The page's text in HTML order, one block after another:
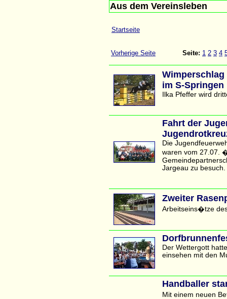
Aus dem Vereinsleben
Startseite
Vorherige Seite Seite: 1 2 3 4
im S-Springen
Ilka Pfeffer wird
Fahrt der
Die
waren vom 27.07.
Jargeau zu besuch.
Zweiter
Arbeitseins�tze
Der Wettergott
einsehen mit den
Handballer
Mit einem neuen